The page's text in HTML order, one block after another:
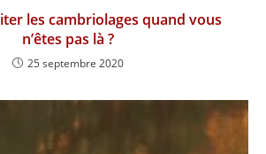
les cambriolages quand vous
n’êtes pas là ?
25 septembre 2020